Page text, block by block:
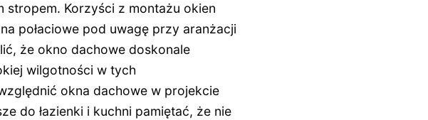
Korzyści z montażu okien
połaciowe pod uwagę przy aranżacji
że okno dachowe doskonale
wilgotności w tych
okna dachowe w projekcie
do łazienki i kuchni pamiętać, że nie